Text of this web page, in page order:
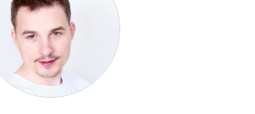
C++
Elementarz Java
Pascal